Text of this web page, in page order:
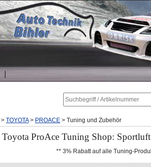
> TOYOTA > PROACE > Tuning und Zubehör
Toyota ProAce Tuning Shop:
** 3% Rabatt auf alle Tuning-